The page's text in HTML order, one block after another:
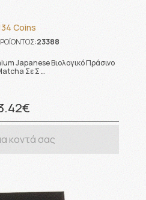
Coins
23388
Japanese Βιολογικό Πράσινο
Σε Σ …
κοντά σας